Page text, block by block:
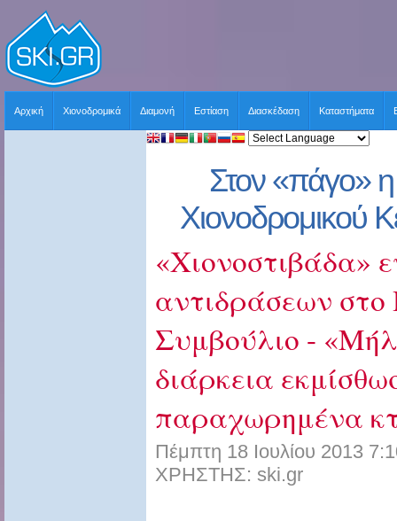
Αρχική Χιονοδρομικά Διαμονή Εστίαση Διασκέδαση Καταστήματα
Στον «πάγο»
Χιονοδρομικού
«Χιονοστιβάδα»
αντιδράσεων στο
Συμβούλιο -
διάρκεια
παραχωρημένα
Πέμπτη 18 Ιουλίου 2013
ΧΡΗΣΤΗΣ: ski.gr